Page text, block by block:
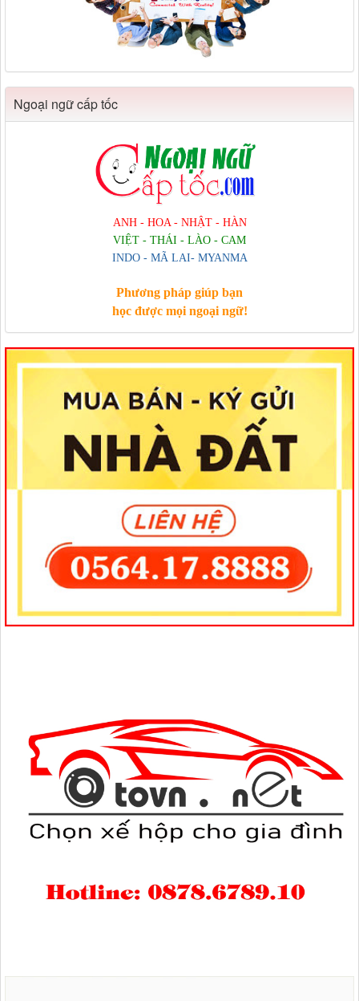
Ngoại ngữ cấp tốc
ANH - HOA - NHẬT - HÀN
VIỆT - THÁI - LÀO - CAM
INDO - MÃ LAI- MYANMA
Phương pháp giúp bạn
học được mọi ngoại ngữ!